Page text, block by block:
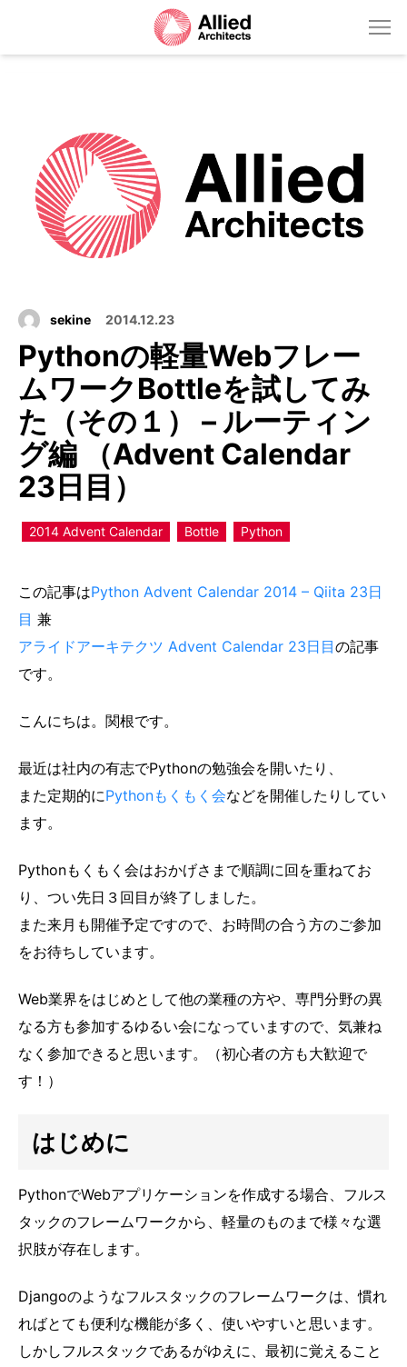
sekine 2014.12.23
Pythonの軽量Webフレー
ムワークBottleを試してみ
た（その１） – ルーティン
グ編 （Advent Calendar
23日目）
2014 Advent Calendar Bottle Python
この記事はPython Advent Calendar 2014 – Qiita 23日
目 兼
アライドアーキテクツ Advent Calendar 23日目の記事
です。
こんにちは。関根です。
最近は社内の有志でPythonの勉強会を開いたり、
また定期的にPythonもくもく会などを開催したりしてい
ます。
Pythonもくもく会はおかげさまで順調に回を重ねてお
り、つい先日３回目が終了しました。
また来月も開催予定ですので、お時間の合う方のご参加
をお待ちしています。
Web業界をはじめとして他の業種の方や、専門分野の異
なる方も参加するゆるい会になっていますので、気兼ね
なく参加できると思います。（初心者の方も大歓迎で
す！）
はじめに
PythonでWebアプリケーションを作成する場合、フルス
タックのフレームワークから、軽量のものまで様々な選
択肢が存在します。
Djangoのようなフルスタックのフレームワークは、慣れ
ればとても便利な機能が多く、使いやすいと思います。
しかしフルスタックであるがゆえに、最初に覚えること